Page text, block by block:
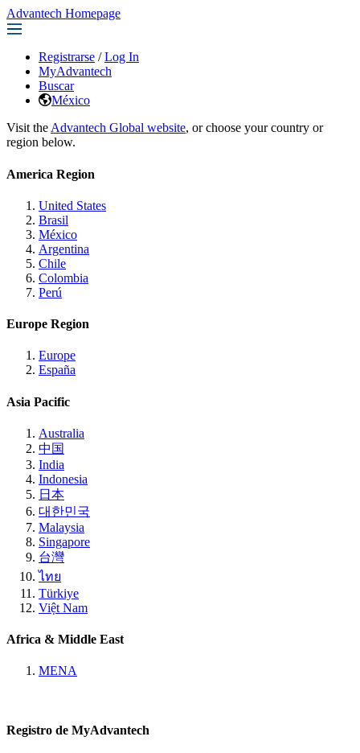
Advantech Homepage
Registrarse / Log In
MyAdvantech
Buscar
México
Visit the Advantech Global website, or choose your country or
region below.
America Region
United States
Brasil
México
Argentina
Chile
Colombia
Perú
Europe Region
Europe
España
Asia Pacific
Australia
中国
India
Indonesia
日本
대한민국
Malaysia
Singapore
台灣
ไทย
Türkiye
Việt Nam
Africa & Middle East
MENA
Registro de MyAdvantech